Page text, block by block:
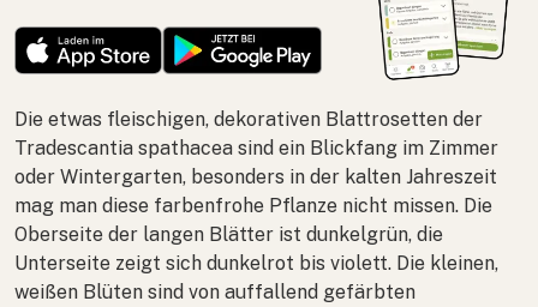
Die etwas fleischigen, dekorativen Blattrosetten der
Tradescantia spathacea sind ein Blickfang im Zimmer
oder Wintergarten, besonders in der kalten Jahreszeit
mag man diese farbenfrohe Pflanze nicht missen. Die
Oberseite der langen Blätter ist dunkelgrün, die
Unterseite zeigt sich dunkelrot bis violett. Die kleinen,
weißen Blüten sind von auffallend gefärbten